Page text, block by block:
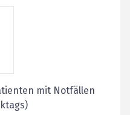
mit Notfällen